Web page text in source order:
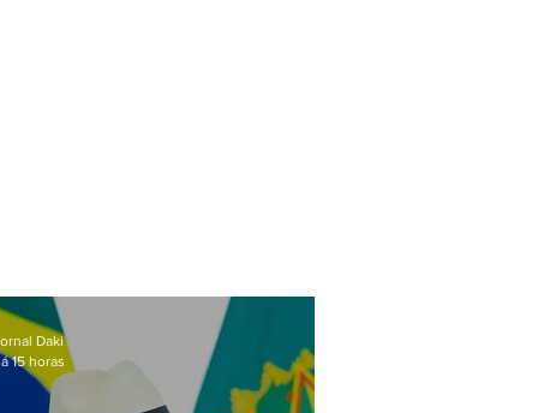
Daki
15 horas